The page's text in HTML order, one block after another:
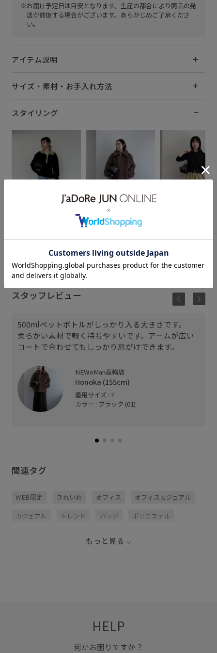
※お届け予定日は目安となります。生産の都合により商品の発
送が前後する場合がございます。あらかじめご了承くださ
い。
アイテム説明
サイズ・素材・お手入れ方法
スタイリング
スタッフレビュー
500mlペットボトルがしっかり入る大きさです。
柔らかい素材で軽く持ちやすいです。アームが広い
コートで合わせてもしっかり肩がけできます。
NEWoMan高輪店
Honoka (155cm)
着用サイズ : F
カラー : ブラック (01)
関連タグ
WEB限定 きれいめ オフィス オフィスカジュアル
カジュアル トレンド バッグ ポリエステル
もっと見る
HELP
何かお困りですか？